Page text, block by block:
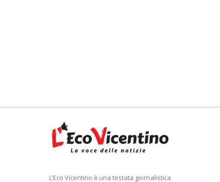
L’Eco Vicentino è una testata giornalistica